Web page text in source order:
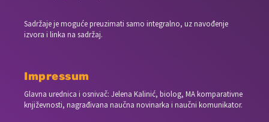
Sadržaje je moguće preuzimati samo integralno, uz navođenje
izvora i linka na sadržaj.
Impressum
Glavna urednica i osnivač: Jelena Kalinić, biolog, MA komparativne
književnosti, nagrađivana naučna novinarka i naučni komunikator.